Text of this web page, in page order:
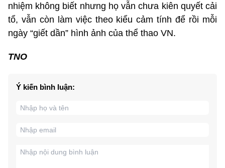
nhiệm không biết nhưng họ vẫn chưa kiên quyết cải
tổ, vẫn còn làm việc theo kiểu cảm tính để rồi mỗi
ngày “giết dần” hình ảnh của thể thao VN.
TNO
Ý kiến bình luận: